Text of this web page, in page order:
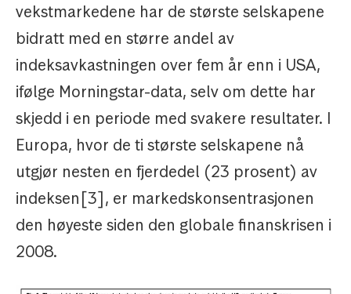
vekstmarkedene har de største selskapene
bidratt med en større andel av
indeksavkastningen over fem år enn i USA,
ifølge Morningstar-data, selv om dette har
skjedd i en periode med svakere resultater. I
Europa, hvor de ti største selskapene nå
utgjør nesten en fjerdedel (23 prosent) av
indeksen[3], er markedskonsentrasjonen
den høyeste siden den globale finanskrisen i
2008.